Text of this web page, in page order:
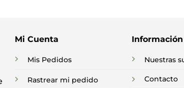
Mi Cuenta
Mis Pedidos
Rastrear mi pedido
Información
Nuestras
Contacto